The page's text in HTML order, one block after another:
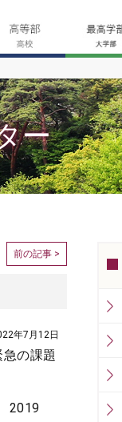
ー
前の記事 >
年7月12日
の課題
2019